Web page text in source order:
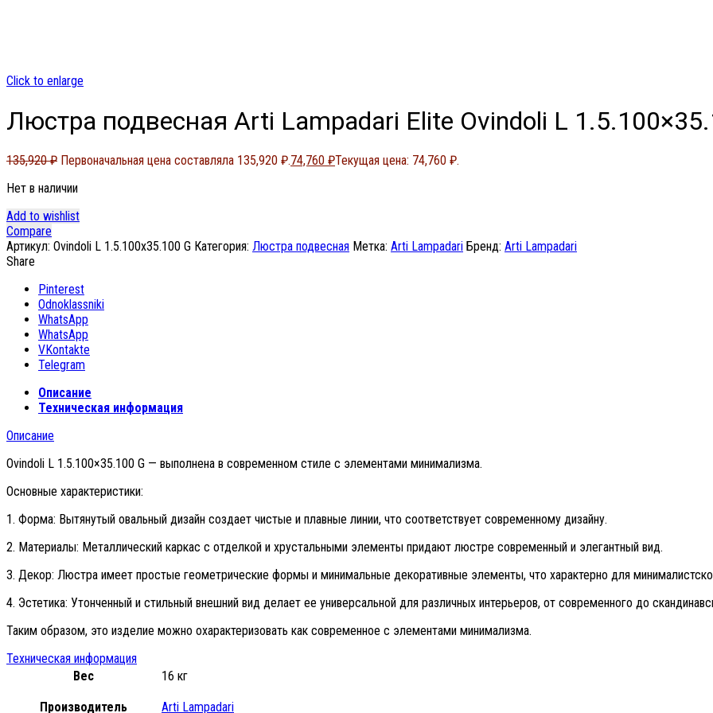
Click to enlarge
Люстра подвесная Arti Lampadari Elite Ovindoli L
135,920₽ Первоначальная цена составляла 135,920 ₽.74,760 ₽Текущая цена: 74,760 ₽.
Нет в наличии
Add to wishlist
Compare
Артикул: Ovindoli L 1.5.100x35.100 G Категория: Люстра подвесная Метка: Arti Lampadari Бренд: Arti Lampadari
Share
Pinterest
Odnoklassniki
WhatsApp
WhatsApp
VKontakte
Telegram
Описание
Техническая информация
Описание
Ovindoli L 1.5.100×35.100 G — выполнена в современном стиле с элементами минимализма.
Основные характеристики:
1. Форма: Вытянутый овальный дизайн создает чистые и плавные линии, что соответствует современному дизайну.
2. Материалы: Металлический каркас с отделкой и хрустальными элементы придают люстре современный и элегантный вид.
3. Декор: Люстра имеет простые геометрические формы и минимальные декоративные элементы, что характерно для
4. Эстетика: Утонченный и стильный внешний вид делает ее универсальной для различных интерьеров, от современного до
Таким образом, это изделие можно охарактеризовать как современное с элементами минимализма.
Техническая информация
Вес
16 кг
Производитель Arti Lampadari